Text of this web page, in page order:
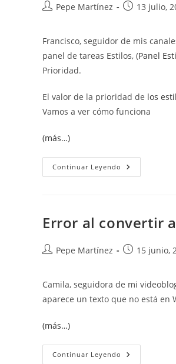
Autor
entrada:
Pepe Martínez
Publicación
entrada:
13 julio,
Francisco, seguidor de mis
panel de tareas Estilos, (Panel
Prioridad.
El valor de la prioridad de los
Vamos a ver cómo funciona
(más…)
Continuar Leyendo Prioridad
De
Error al convertir
Autor
entrada:
Pepe Martínez
Publicación
entrada:
15 junio,
Camila, seguidora de mi
aparece un texto que no está en
(más…)
Continuar Leyendo Error